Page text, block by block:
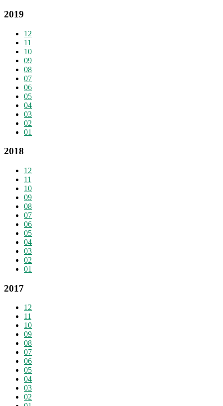
2019
12
11
10
09
08
07
06
05
04
03
02
01
2018
12
11
10
09
08
07
06
05
04
03
02
01
2017
12
11
10
09
08
07
06
05
04
03
02